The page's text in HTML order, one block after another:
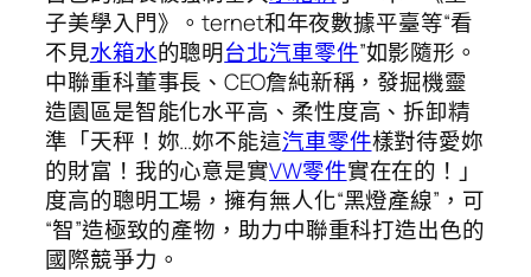
子美學入門》。ternet和年夜數據平臺等“看
不見水箱水的聰明台北汽車零件”如影隨形。
中聯重科董事長、CEO詹純新稱，發掘機靈
造園區是智能化水平高、柔性度高、拆卸精
準「天秤！妳…妳不能這汽車零件樣對待愛妳
的財富！我的心意是實VW零件實在在的！」
度高的聰明工場，擁有無人化“黑燈產線”，可
“智”造極致的產物，助力中聯重科打造出色的
國際競爭力。